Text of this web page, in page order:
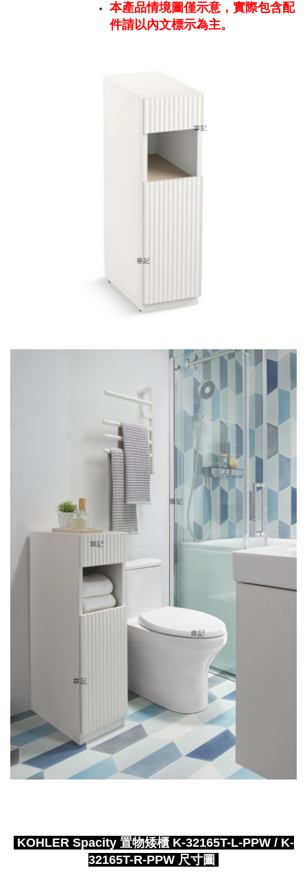
本產品情境圖僅示意，實際包含配
件請以內文標示為主。
KOHLER Spacity 置物矮櫃 K-32165T-L-PPW / K-
32165T-R-PPW 尺寸圖